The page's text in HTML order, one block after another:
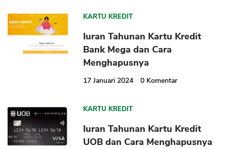
KARTU KREDIT
Iuran Tahunan Kartu Kredit
Bank Mega dan Cara
Menghapusnya
17 Januari 2024 0 Komentar
KARTU KREDIT
Iuran Tahunan Kartu Kredit
UOB dan Cara Menghapusnya